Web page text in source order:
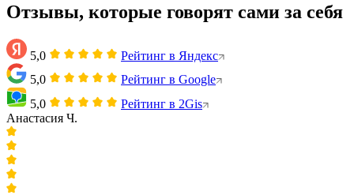
Отзывы, которые говорят сами за себя
5,0
Рейтинг в Яндекс
5,0
Рейтинг в Google
5,0
Рейтинг в 2Gis
Анастасия Ч.